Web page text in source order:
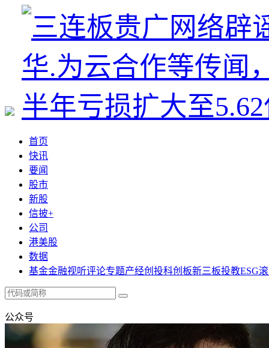
首页
快讯
要闻
股市
新股
信披+
公司
港美股
数据
基金金融视听评论专题产经创投科创板新三板投教ESG
公众号